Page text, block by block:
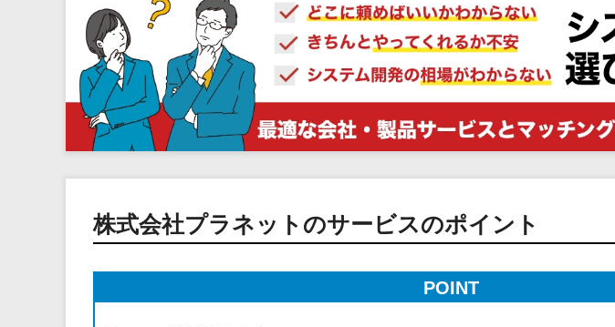
業務全般
物流・流通向け
医療・介護業界向け
業界・業種特化型
株式会社プラネットのサービスのポイント
POINT